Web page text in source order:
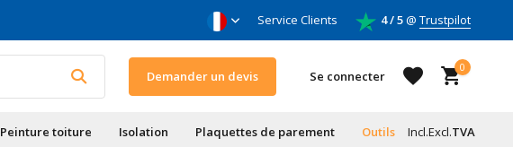
Pour bricoleurs & entrepreneurs Service Clients 4 / 5@ Trustpilot
Demander un devis Se connecter
0
Peinture toiture Isolation Plaquettes de parement Outils Incl.Excl.TVA